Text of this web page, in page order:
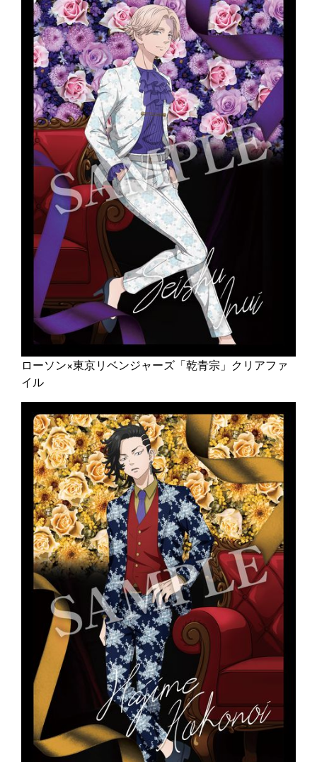
ローソン×東京リベンジャーズ「乾青宗」クリアファ
イル